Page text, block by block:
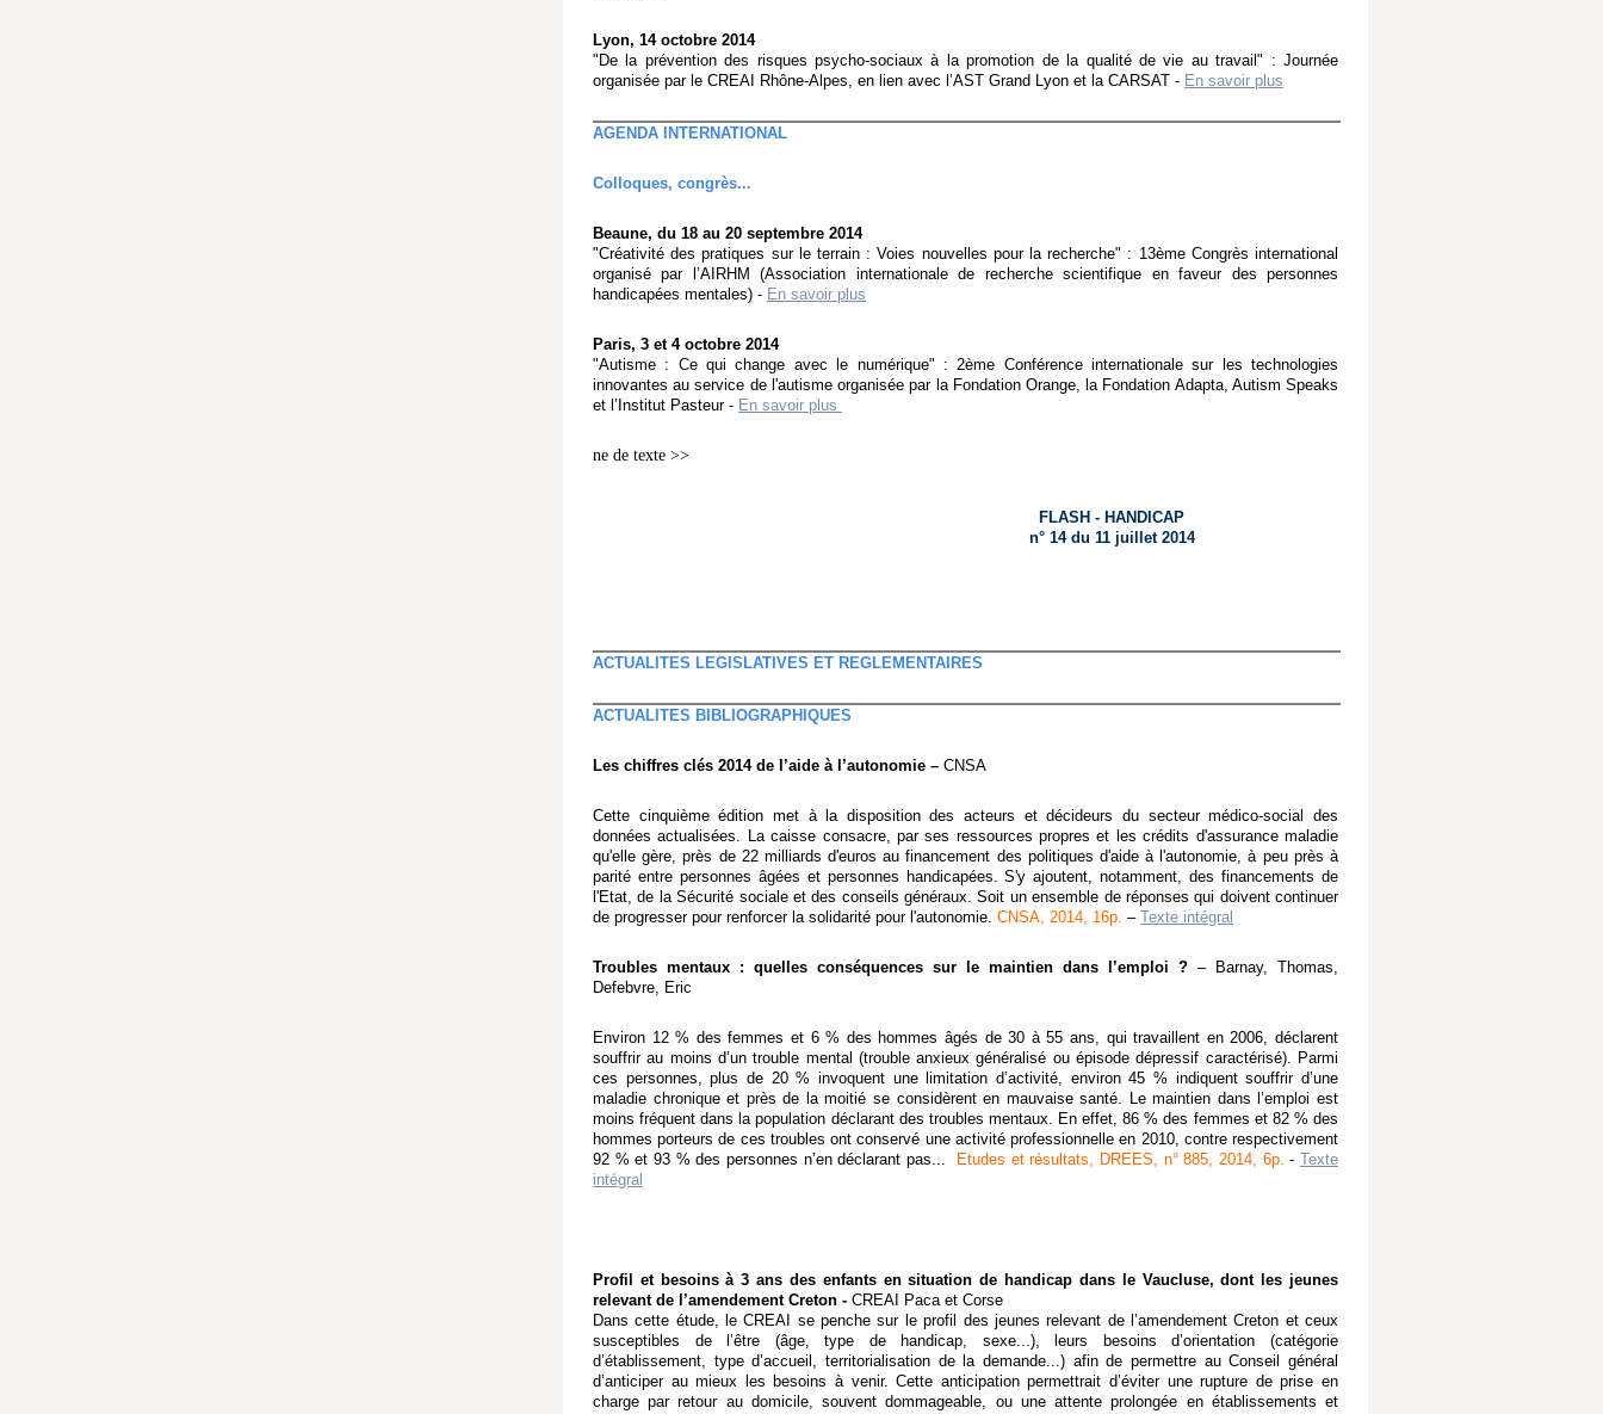
Lyon, 14 octobre 2014
"De la prévention des risques psycho-sociaux à la promotion de la qualité de vie au travail" : Journée
organisée par le CREAI Rhône-Alpes, en lien avec l’AST Grand Lyon et la CARSAT - En savoir plus
AGENDA INTERNATIONAL
Colloques, congrès...
Beaune, du 18 au 20 septembre 2014
"Créativité des pratiques sur le terrain : Voies nouvelles pour la recherche" : 13ème Congrès international
organisé par l’AIRHM (Association internationale de recherche scientifique en faveur des personnes
handicapées mentales) - En savoir plus
Paris, 3 et 4 octobre 2014
"Autisme : Ce qui change avec le numérique" : 2ème Conférence internationale sur les technologies
innovantes au service de l'autisme organisée par la Fondation Orange, la Fondation Adapta, Autism Speaks
et l’Institut Pasteur - En savoir plus
ne de texte >>
FLASH - HANDICAP
n° 14 du 11 juillet 2014
ACTUALITES LEGISLATIVES ET REGLEMENTAIRES
ACTUALITES BIBLIOGRAPHIQUES
Les chiffres clés 2014 de l’aide à l’autonomie – CNSA
Cette cinquième édition met à la disposition des acteurs et décideurs du secteur médico-social des
données actualisées. La caisse consacre, par ses ressources propres et les crédits d'assurance maladie
qu'elle gère, près de 22 milliards d'euros au financement des politiques d'aide à l'autonomie, à peu près à
parité entre personnes âgées et personnes handicapées. S'y ajoutent, notamment, des financements de
l'Etat, de la Sécurité sociale et des conseils généraux. Soit un ensemble de réponses qui doivent continuer
de progresser pour renforcer la solidarité pour l'autonomie. CNSA, 2014, 16p. – Texte intégral
Troubles mentaux : quelles conséquences sur le maintien dans l’emploi ? – Barnay, Thomas,
Defebvre, Eric
Environ 12 % des femmes et 6 % des hommes âgés de 30 à 55 ans, qui travaillent en 2006, déclarent
souffrir au moins d’un trouble mental (trouble anxieux généralisé ou épisode dépressif caractérisé). Parmi
ces personnes, plus de 20 % invoquent une limitation d’activité, environ 45 % indiquent souffrir d’une
maladie chronique et près de la moitié se considèrent en mauvaise santé. Le maintien dans l’emploi est
moins fréquent dans la population déclarant des troubles mentaux. En effet, 86 % des femmes et 82 % des
hommes porteurs de ces troubles ont conservé une activité professionnelle en 2010, contre respectivement
92 % et 93 % des personnes n’en déclarant pas...
Etudes et résultats, DREES, n° 885, 2014, 6p. -Texte
intégral
Profil et besoins à 3 ans des enfants en situation de handicap dans le Vaucluse, dont les jeunes
relevant de l’amendement Creton - CREAI Paca et Corse
Dans cette étude, le CREAI se penche sur le profil des jeunes relevant de l’amendement Creton et ceux
susceptibles de l’être (âge, type de handicap, sexe...), leurs besoins d’orientation (catégorie
d’établissement, type d’accueil, territorialisation de la demande...) afin de permettre au Conseil général
d’anticiper au mieux les besoins à venir. Cette anticipation permettrait d’éviter une rupture de prise en
charge par retour au domicile, souvent dommageable, ou une attente prolongée en établissements et